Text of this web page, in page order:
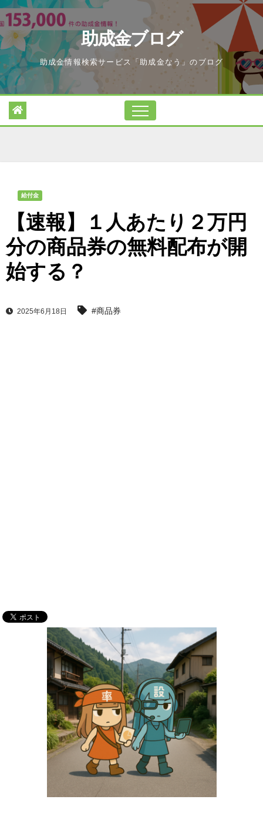
Skip
to
content
助成金ブログ
助成金情報検索サービス「助成金なう」のブログ
給付金
【速報】１人あたり２万円
分の商品券の無料配布が開
始する？
2025年6月18日 #商品券